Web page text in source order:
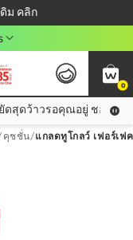
ม คลิก
ๆ 10%! 🎉
฿
ไง?
0
สุดว้าวรอคุณอยู่ ชอปคุ้มก
คุชชั่น/แกลดทูโกลว์ เฟอร์เฟ